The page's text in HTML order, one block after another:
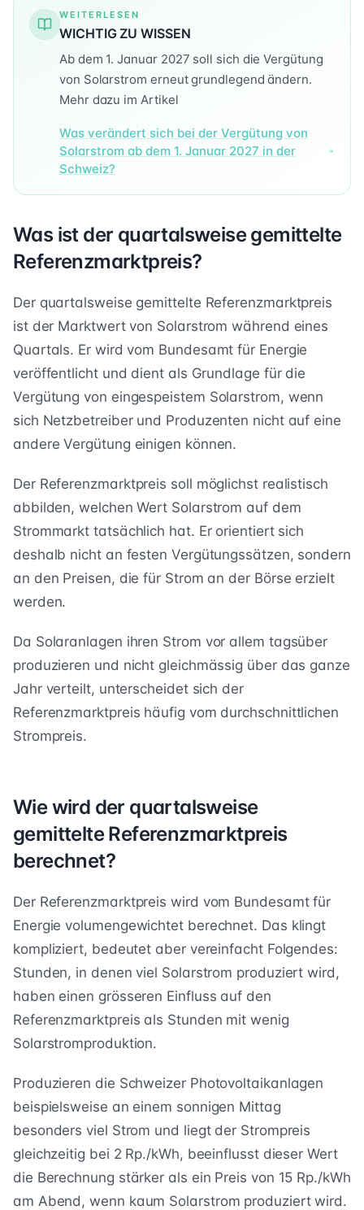
WEITERLESEN
WICHTIG ZU WISSEN
Ab dem 1. Januar 2027 soll sich die Vergütung
von Solarstrom erneut grundlegend ändern.
Mehr dazu im Artikel
Was verändert sich bei der Vergütung von
Solarstrom ab dem 1. Januar 2027 in der
Schweiz?
Was ist der quartalsweise gemittelte
Referenzmarktpreis?
Der quartalsweise gemittelte Referenzmarktpreis
ist der Marktwert von Solarstrom während eines
Quartals. Er wird vom Bundesamt für Energie
veröffentlicht und dient als Grundlage für die
Vergütung von eingespeistem Solarstrom, wenn
sich Netzbetreiber und Produzenten nicht auf eine
andere Vergütung einigen können.
Der Referenzmarktpreis soll möglichst realistisch
abbilden, welchen Wert Solarstrom auf dem
Strommarkt tatsächlich hat. Er orientiert sich
deshalb nicht an festen Vergütungssätzen, sondern
an den Preisen, die für Strom an der Börse erzielt
werden.
Da Solaranlagen ihren Strom vor allem tagsüber
produzieren und nicht gleichmässig über das ganze
Jahr verteilt, unterscheidet sich der
Referenzmarktpreis häufig vom durchschnittlichen
Strompreis.
Wie wird der quartalsweise
gemittelte Referenzmarktpreis
berechnet?
Der Referenzmarktpreis wird vom Bundesamt für
Energie volumengewichtet berechnet. Das klingt
kompliziert, bedeutet aber vereinfacht Folgendes:
Stunden, in denen viel Solarstrom produziert wird,
haben einen grösseren Einfluss auf den
Referenzmarktpreis als Stunden mit wenig
Solarstromproduktion.
Produzieren die Schweizer Photovoltaikanlagen
beispielsweise an einem sonnigen Mittag
besonders viel Strom und liegt der Strompreis
gleichzeitig bei 2 Rp./kWh, beeinflusst dieser Wert
die Berechnung stärker als ein Preis von 15 Rp./kWh
am Abend, wenn kaum Solarstrom produziert wird.